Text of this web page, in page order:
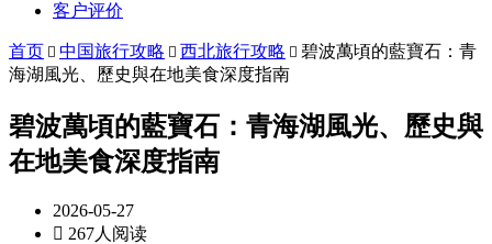
客户评价
首页  中国旅行攻略  西北旅行攻略  碧波萬頃的藍寶石：青
海湖風光、歷史與在地美食深度指南
碧波萬頃的藍寶石：青海湖風光、歷史與
在地美食深度指南
2026-05-27
 267人阅读